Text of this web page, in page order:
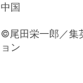
中国
©尾田栄一郎／集
ョン